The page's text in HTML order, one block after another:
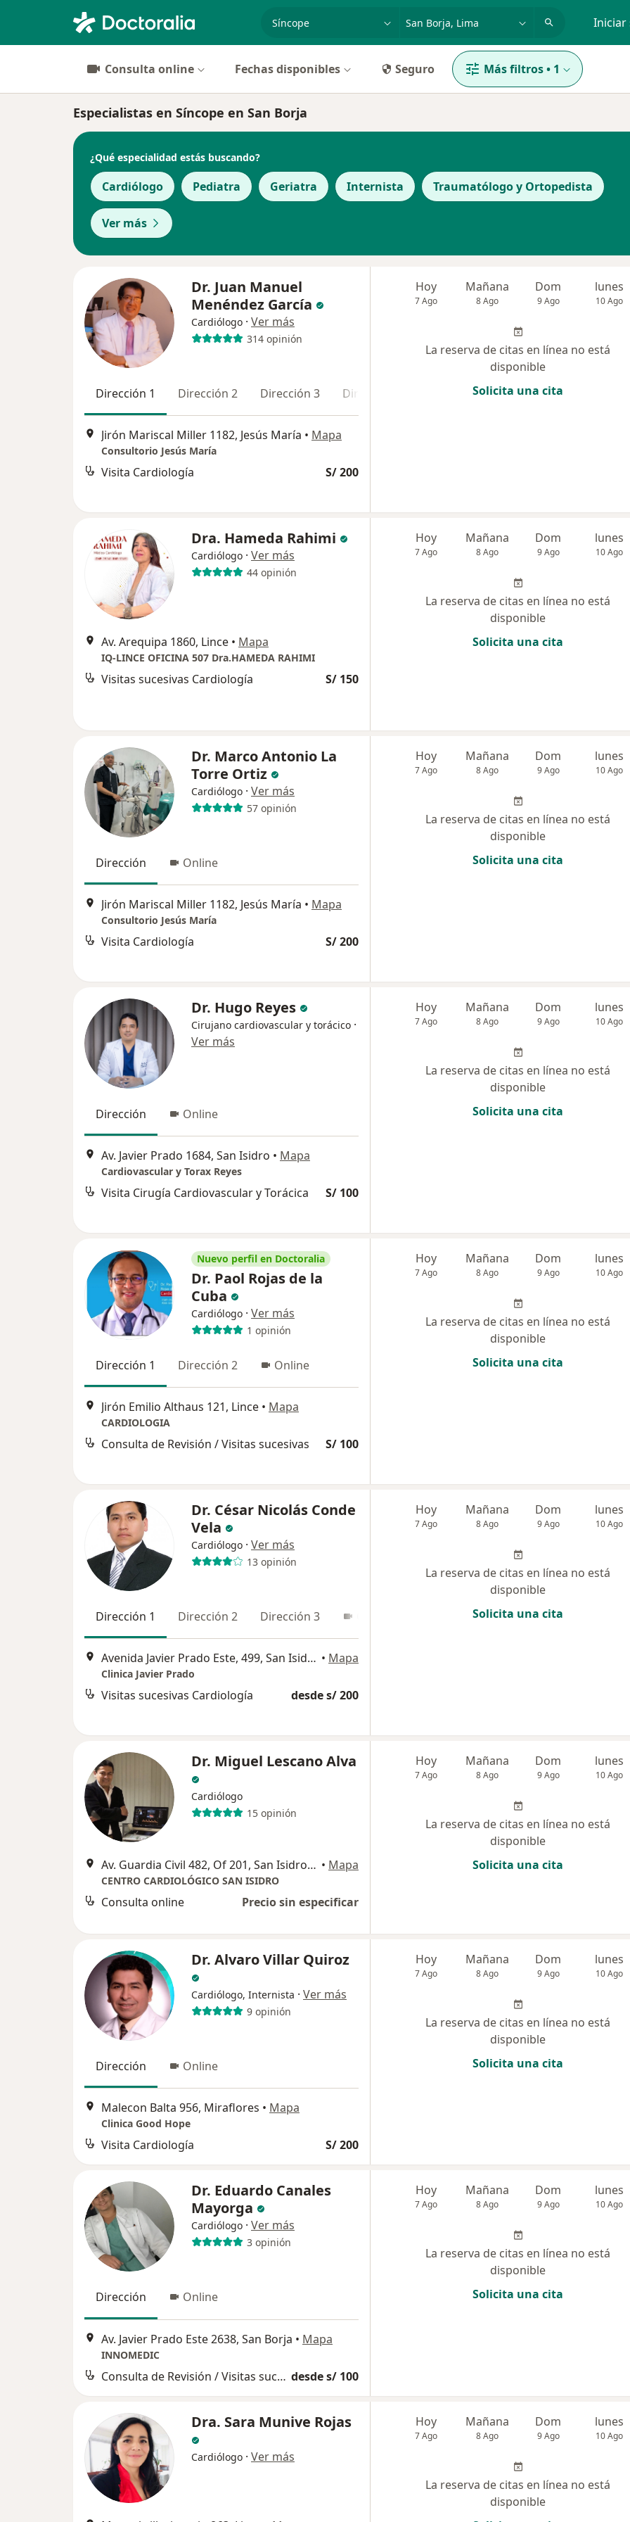
especialidad, enfermedad o nombre Iniciar
Consulta online Fechas disponibles Seguro Más filtros• 1
Especialistas en Síncope en San Borja
¿Qué especialidad estás buscando?
Cardiólogo Pediatra Geriatra Internista Traumatólogo y Ortopedista
Ver más
Dr. Juan Manuel
Menéndez García
Cardiólogo · Ver más
314 opinión
Dirección 1 Dirección 2 Dirección 3 Dirección 4 Dirección 5 Online
Jirón Mariscal Miller 1182, Jesús María • Mapa
Consultorio Jesús María
Visita Cardiología S/ 200
Hoy
7 Ago
Mañana
8 Ago
Dom
9 Ago
lunes
10 Ago
La reserva de citas en línea no está
disponible
Solicita una cita
Dra. Hameda Rahimi
Cardiólogo · Ver más
44 opinión
Av. Arequipa 1860, Lince • Mapa
IQ-LINCE OFICINA 507 Dra.HAMEDA RAHIMI
Visitas sucesivas Cardiología S/ 150
Hoy
7 Ago
Mañana
8 Ago
Dom
9 Ago
lunes
10 Ago
La reserva de citas en línea no está
disponible
Solicita una cita
Dr. Marco Antonio La
Torre Ortiz
Cardiólogo · Ver más
57 opinión
Dirección Online
Jirón Mariscal Miller 1182, Jesús María • Mapa
Consultorio Jesús María
Visita Cardiología S/ 200
Hoy
7 Ago
Mañana
8 Ago
Dom
9 Ago
lunes
10 Ago
La reserva de citas en línea no está
disponible
Solicita una cita
Dr. Hugo Reyes
Cirujano cardiovascular y torácico ·
Ver más
Dirección Online
Av. Javier Prado 1684, San Isidro • Mapa
Cardiovascular y Torax Reyes
Visita Cirugía Cardiovascular y Torácica S/ 100
Hoy
7 Ago
Mañana
8 Ago
Dom
9 Ago
lunes
10 Ago
La reserva de citas en línea no está
disponible
Solicita una cita
Nuevo perfil en Doctoralia
Dr. Paol Rojas de la
Cuba
Cardiólogo · Ver más
1 opinión
Dirección 1 Dirección 2 Online
Jirón Emilio Althaus 121, Lince • Mapa
CARDIOLOGIA
Consulta de Revisión / Visitas sucesivas S/ 100
Hoy
7 Ago
Mañana
8 Ago
Dom
9 Ago
lunes
10 Ago
La reserva de citas en línea no está
disponible
Solicita una cita
Dr. César Nicolás Conde
Vela
Cardiólogo · Ver más
13 opinión
Dirección 1 Dirección 2 Dirección 3
Avenida Javier Prado Este, 499, San Isidro • Mapa
Clinica Javier Prado
Visitas sucesivas Cardiología desde s/ 200
Hoy
7 Ago
Mañana
8 Ago
Dom
9 Ago
lunes
10 Ago
La reserva de citas en línea no está
disponible
Solicita una cita
Dr. Miguel Lescano Alva
Cardiólogo
15 opinión
Av. Guardia Civil 482, Of 201, San Isidro, San Isidro • Mapa
CENTRO CARDIOLÓGICO SAN ISIDRO
Consulta online Precio sin especificar
Hoy
7 Ago
Mañana
8 Ago
Dom
9 Ago
lunes
10 Ago
La reserva de citas en línea no está
disponible
Solicita una cita
Dr. Alvaro Villar Quiroz
Cardiólogo, Internista · Ver más
9 opinión
Dirección Online
Malecon Balta 956, Miraflores • Mapa
Clinica Good Hope
Visita Cardiología S/ 200
Hoy
7 Ago
Mañana
8 Ago
Dom
9 Ago
lunes
10 Ago
La reserva de citas en línea no está
disponible
Solicita una cita
Dr. Eduardo Canales
Mayorga
Cardiólogo · Ver más
3 opinión
Dirección Online
Av. Javier Prado Este 2638, San Borja • Mapa
INNOMEDIC
Consulta de Revisión / Visitas sucesivas desde s/ 100
Hoy
7 Ago
Mañana
8 Ago
Dom
9 Ago
lunes
10 Ago
La reserva de citas en línea no está
disponible
Solicita una cita
Dra. Sara Munive Rojas
Cardiólogo · Ver más
Hoy
7 Ago
Mañana
8 Ago
Dom
9 Ago
lunes
10 Ago
La reserva de citas en línea no está
disponible